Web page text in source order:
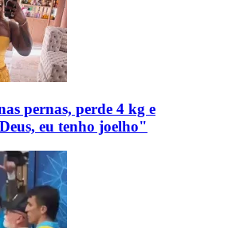
pernas, perde 4 kg e
eu tenho joelho"